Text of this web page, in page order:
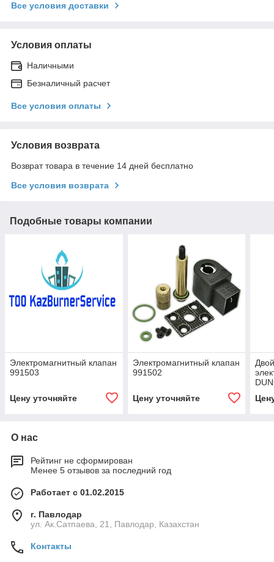
Все условия доставки
Условия оплаты
Наличными
Безналичный расчет
Все условия оплаты
Условия возврата
Возврат товара в течение 14 дней бесплатно
Все условия возврата
Подобные товары компании
Электромагнитный клапан
991503
Цену уточняйте
Электромагнитный клапан
991502
Цену уточняйте
О нас
Рейтинг не сформирован
Менее 5 отзывов за последний год
Работает с 01.02.2015
г. Павлодар
ул. Ак.Сатпаева, 21, Павлодар, Казахстан
Контакты